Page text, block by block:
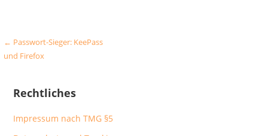
Beitragsnavigation
← Passwort-Sieger: KeePass
und Firefox
Rechtliches
Impressum nach TMG §5